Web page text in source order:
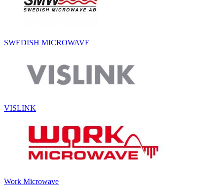
SWEDISH MICROWAVE
VISLINK
Work Microwave